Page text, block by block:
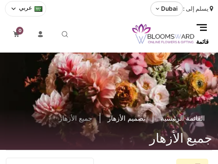
قائمة
يسلم إلى : Dubai عربي
0
القائمة الرئيسية تصميم الأزهار جميع الأزهار
جميع الأزهار